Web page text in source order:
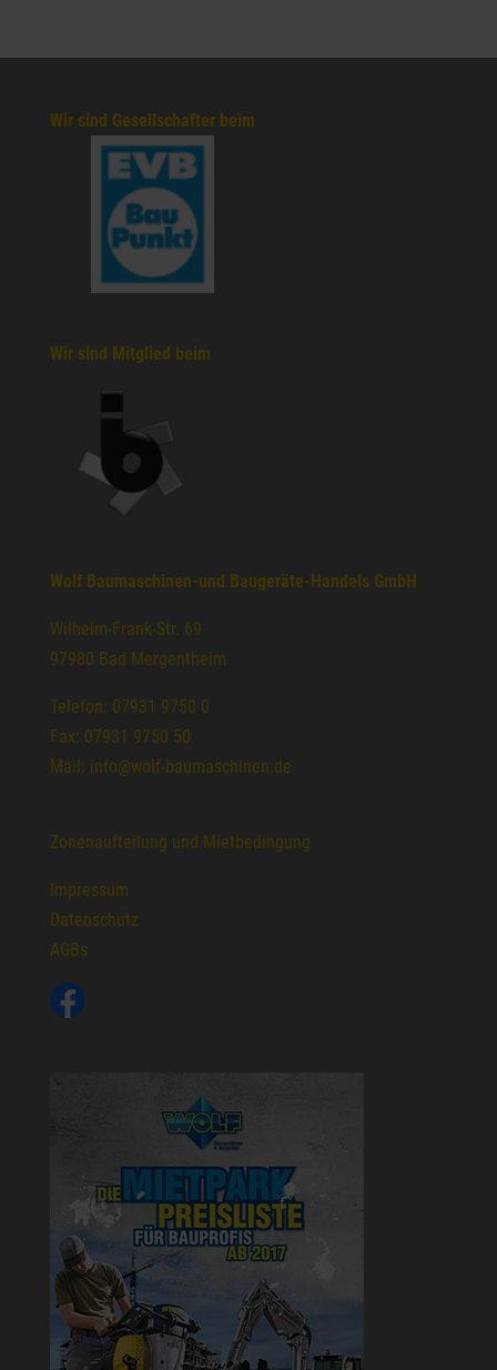
Wir sind Gesellschafter beim
Wir sind Mitglied beim
Wolf Baumaschinen-und Baugeräte-Handels GmbH
Wilhelm-Frank-Str. 69
97980 Bad Mergentheim
Telefon: 07931 9750 0
Fax: 07931 9750 50
Mail: info@wolf-baumaschinen.de
Zonenaufteilung und Mietbedingung
Impressum
Datenschutz
AGBs